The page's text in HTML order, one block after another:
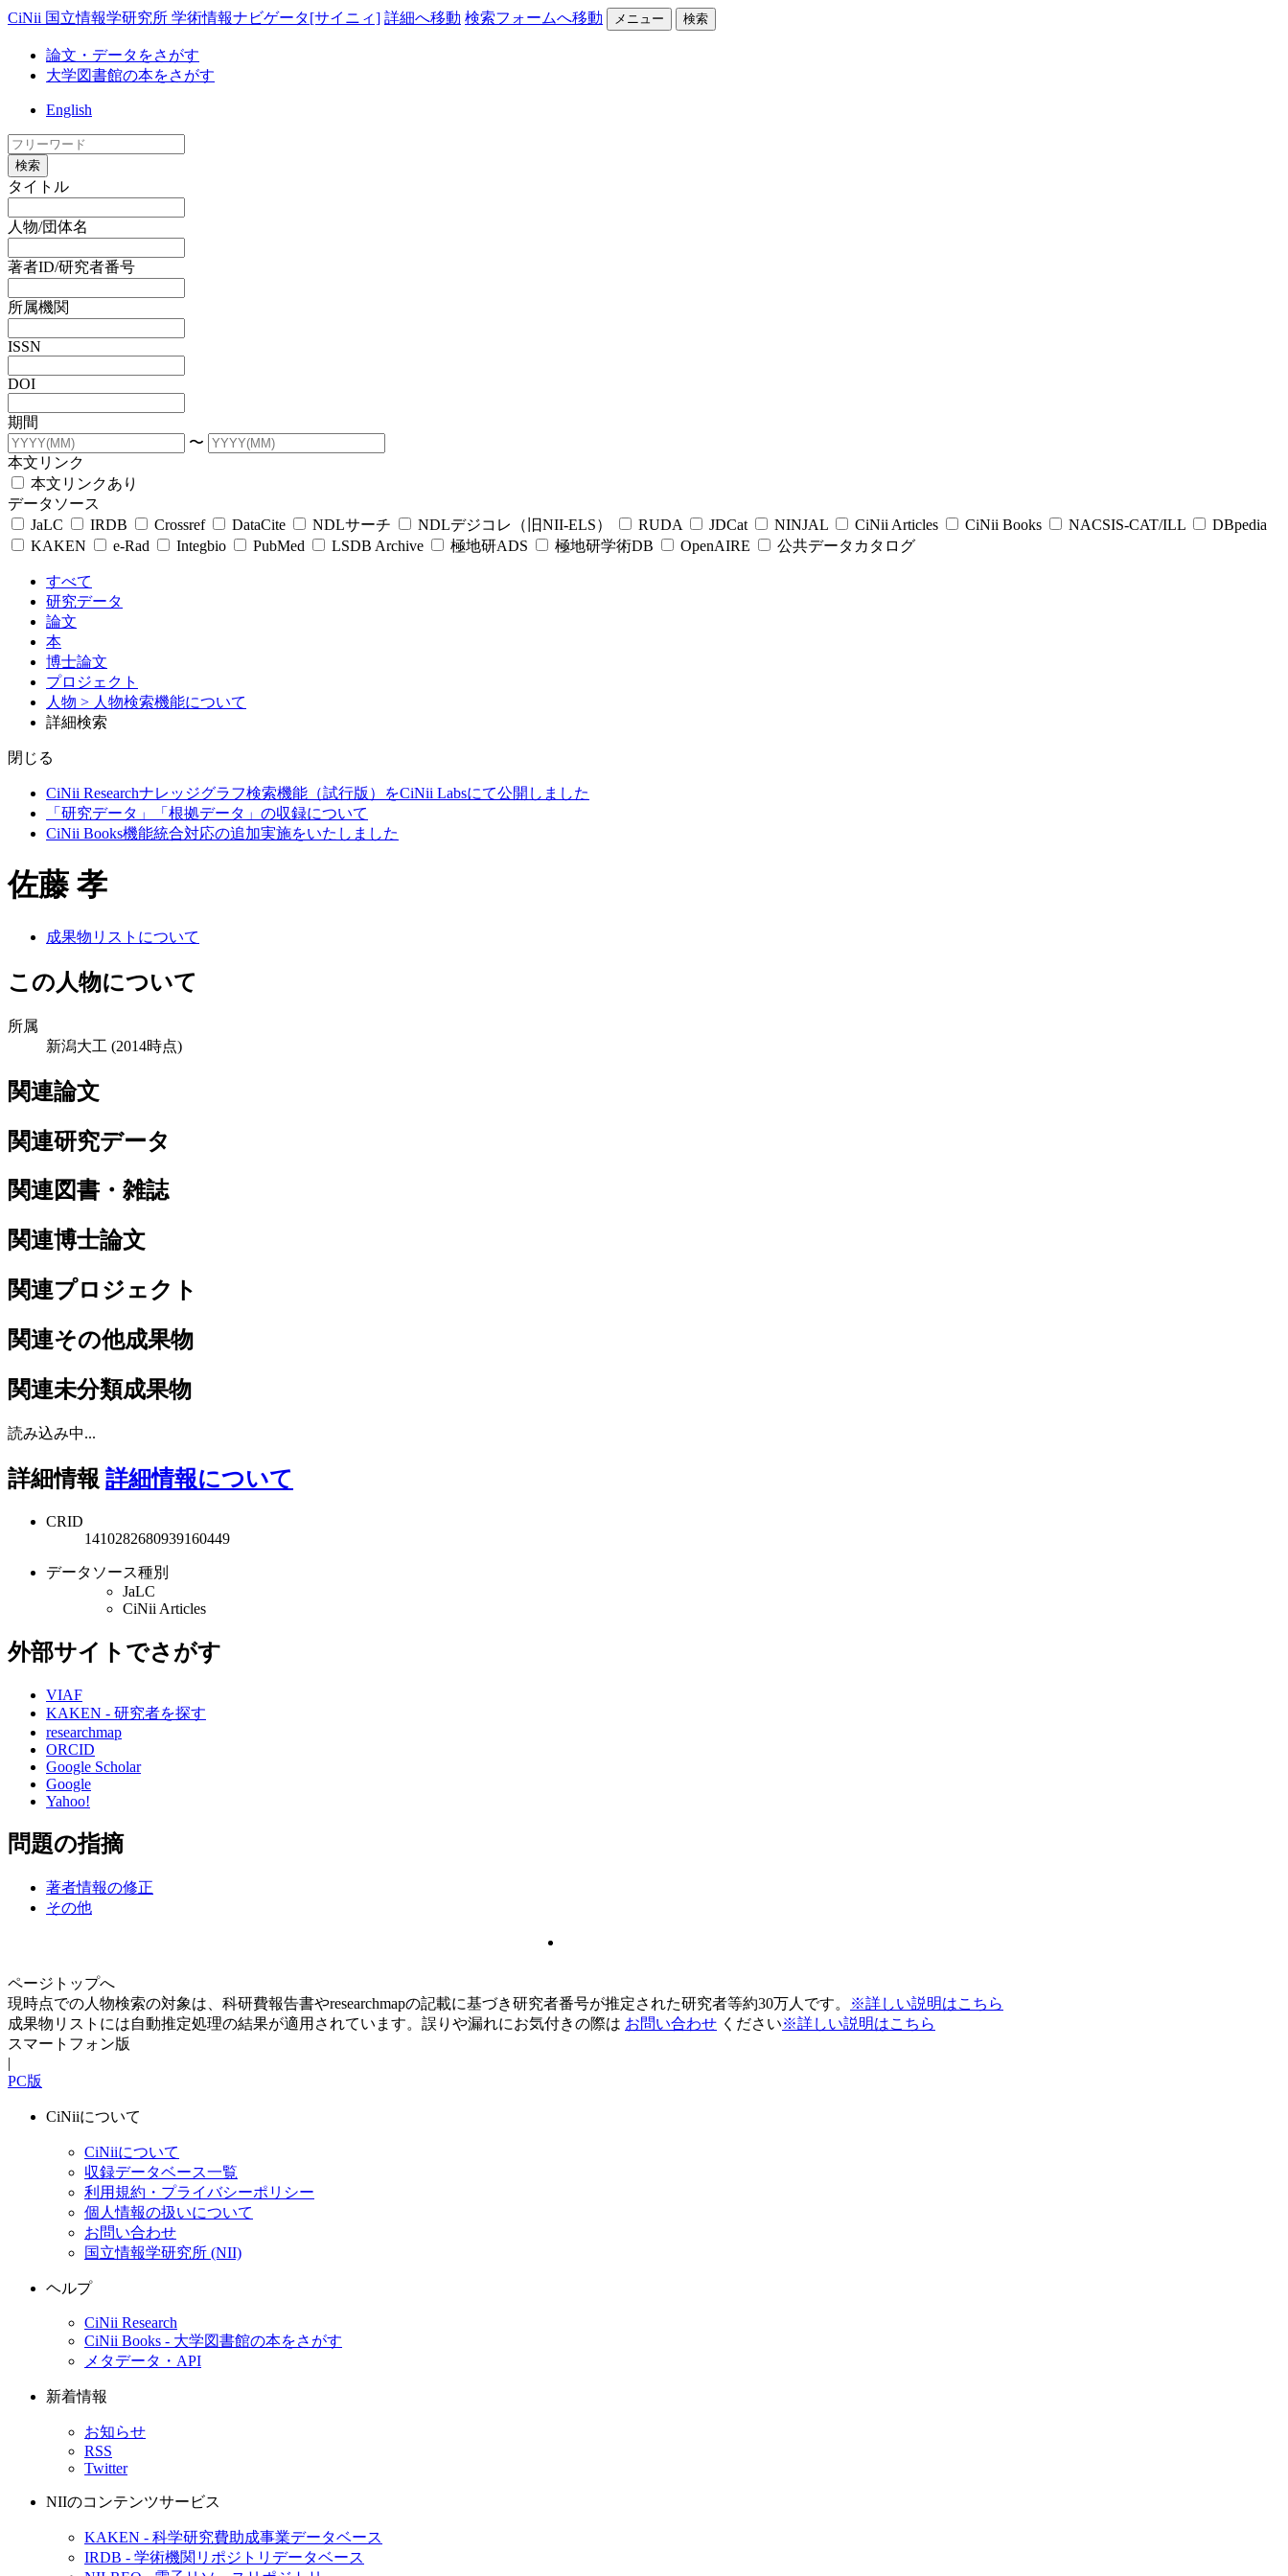
CiNii 国立情報学研究所 学術情報ナビゲータ[サイニィ] 詳細へ移動 検索フォームへ移動 メニュー 検索
論文・データをさがす
大学図書館の本をさがす
English
検索
タイトル
人物/団体名
著者ID/研究者番号
所属機関
ISSN
DOI
期間
〜
本文リンク
本文リンクあり
データソース
JaLC
IRDB Crossref DataCite NDLサーチ NDLデジコレ（旧NII-ELS） RUDA JDCat NINJAL CiNii Articles CiNii Books NACSIS-CAT/ILL
DBpedia
KAKEN
e-Rad Integbio PubMed LSDB Archive 極地研ADS 極地研学術DB OpenAIRE 公共データカタログ
すべて
研究データ
論文
本
博士論文
プロジェクト
人物 > 人物検索機能について
詳細検索
閉じる
CiNii Researchナレッジグラフ検索機能（試行版）をCiNii Labsにて公開しました
「研究データ」「根拠データ」の収録について
CiNii Books機能統合対応の追加実施をいたしました
佐藤 孝
成果物リストについて
この人物について
所属
新潟大工 (2014時点)
関連論文
関連研究データ
関連図書・雑誌
関連博士論文
関連プロジェクト
関連その他成果物
関連未分類成果物
読み込み中...
詳細情報 詳細情報について
CRID
1410282680939160449
データソース種別
JaLC
CiNii Articles
外部サイトでさがす
VIAF
KAKEN - 研究者を探す
researchmap
ORCID
Google Scholar
Google
Yahoo!
問題の指摘
著者情報の修正
その他
ページトップへ
現時点での人物検索の対象は、科研費報告書やresearchmapの記載に基づき研究者番号が推定された研究者等約30万人です。
※詳しい説明はこちら
成果物リストには自動推定処理の結果が適用されています。誤りや漏れにお気付きの際は お問い合わせ ください※詳しい説明はこちら
スマートフォン版
|
PC版
CiNiiについて
CiNiiについて
収録データベース一覧
利用規約・プライバシーポリシー
個人情報の扱いについて
お問い合わせ
国立情報学研究所 (NII)
ヘルプ
CiNii Research
CiNii Books - 大学図書館の本をさがす
メタデータ・API
新着情報
お知らせ
RSS
Twitter
NIIのコンテンツサービス
KAKEN - 科学研究費助成事業データベース
IRDB - 学術機関リポジトリデータベース